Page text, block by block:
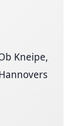
Kneipe,